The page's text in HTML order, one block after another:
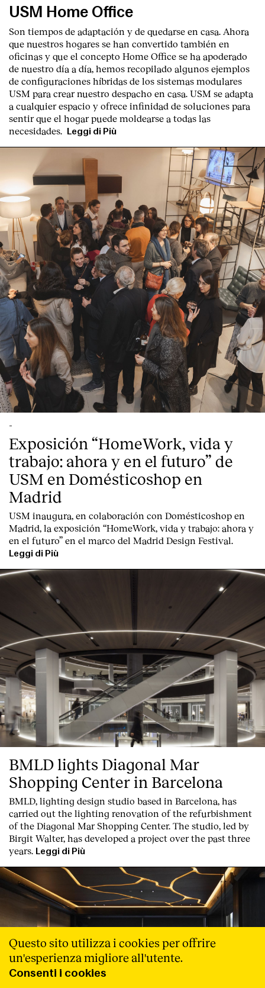
English Español Italiano Català
USM Home Office
Son tiempos de adaptación y de quedarse en casa. Ahora
que nuestros hogares se han convertido también en
oficinas y que el concepto Home Office se ha apoderado
de nuestro día a día, hemos recopilado algunos ejemplos
de configuraciones híbridas de los sistemas modulares
USM para crear nuestro despacho en casa. USM se adapta
a cualquier espacio y ofrece infinidad de soluciones para
sentir que el hogar puede moldearse a todas las
necesidades.
Leggi di Più
-
Exposición “HomeWork, vida y
trabajo: ahora y en el futuro” de
USM en Domésticoshop en
Madrid
USM inaugura, en colaboración con Domésticoshop en
Madrid, la exposición “HomeWork, vida y trabajo: ahora y
en el futuro” en el marco del Madrid Design Festival.
Leggi di Più
BMLD lights Diagonal Mar
Shopping Center in Barcelona
BMLD, lighting design studio based in Barcelona, has
carried out the lighting renovation of the refurbishment
of the Diagonal Mar Shopping Center. The studio, led by
Birgit Walter, has developed a project over the past three
years. Leggi di Più
Questo sito utilizza i cookies per offrire
un'esperienza migliore all'utente.
Consenti i cookies